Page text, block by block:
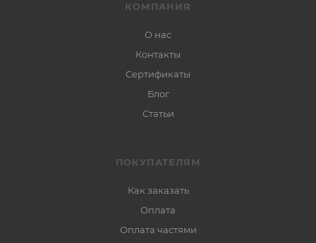
КОМПАНИЯ
О нас
Контакты
Сертификаты
Блог
Статьи
ПОКУПАТЕЛЯМ
Как заказать
Оплата
Оплата частями